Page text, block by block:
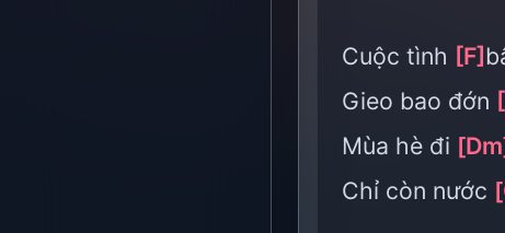
Cuộc tình [F]
Gieo bao đớn
Mùa hè đi
Chỉ còn nước